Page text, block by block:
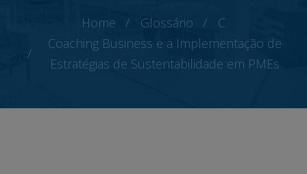
Home Glossário
C
Coaching Business e a Implementação de
Estratégias de Sustentabilidade em PMEs